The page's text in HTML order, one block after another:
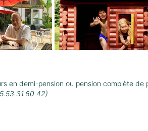
en demi-pension ou pension complète